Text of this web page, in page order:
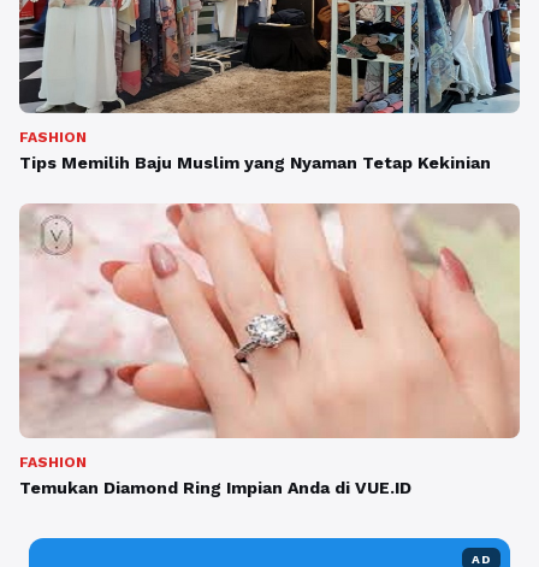
FASHION
Tips Memilih Baju Muslim yang Nyaman Tetap Kekinian
FASHION
Temukan Diamond Ring Impian Anda di VUE.ID
AD